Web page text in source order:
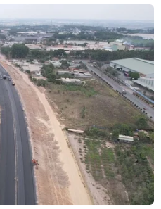
cái bắt
dụng tài